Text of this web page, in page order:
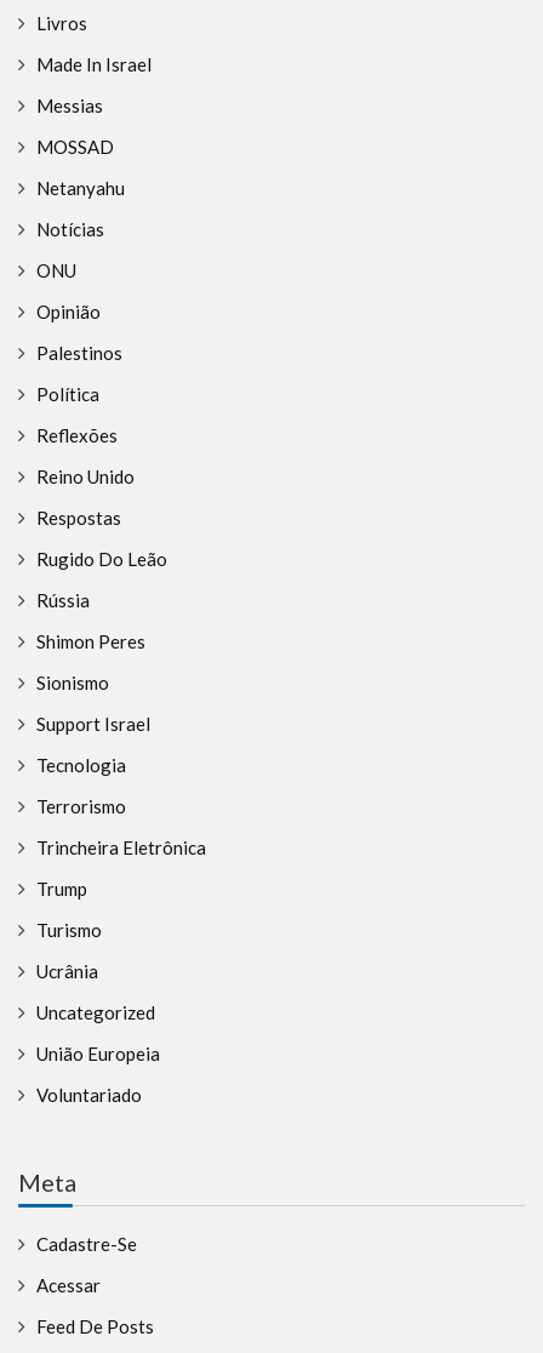
Livros
Made In Israel
Messias
MOSSAD
Netanyahu
Notícias
ONU
Opinião
Palestinos
Política
Reflexões
Reino Unido
Respostas
Rugido Do Leão
Rússia
Shimon Peres
Sionismo
Support Israel
Tecnologia
Terrorismo
Trincheira Eletrônica
Trump
Turismo
Ucrânia
Uncategorized
União Europeia
Voluntariado
Meta
Cadastre-Se
Acessar
Feed De Posts